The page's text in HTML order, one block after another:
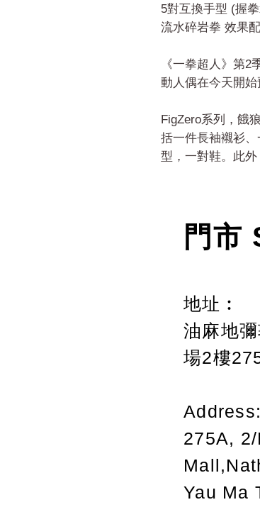
5對互換手型 (握
流水碎岩拳 效果
《一拳超人》第
動人偶在今天開始
FigZero系列，餓
括一件長袖襯衫
型，一對鞋。此外
門市
地址︰
油麻地
場2樓
Address:
275A,
Yau Ma